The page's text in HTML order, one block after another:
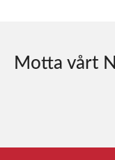
Motta vårt